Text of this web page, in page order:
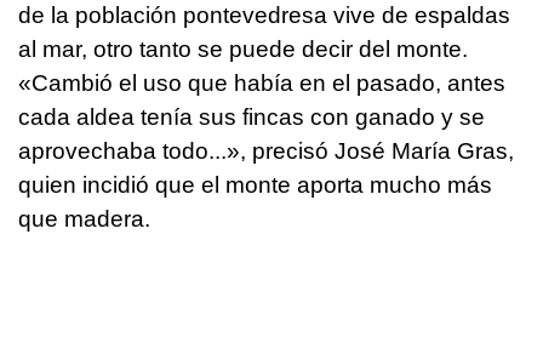
de la población pontevedresa vive de espaldas
al mar, otro tanto se puede decir del monte.
«Cambió el uso que había en el pasado, antes
cada aldea tenía sus fincas con ganado y se
aprovechaba todo...», precisó José María Gras,
quien incidió que el monte aporta mucho más
que madera.